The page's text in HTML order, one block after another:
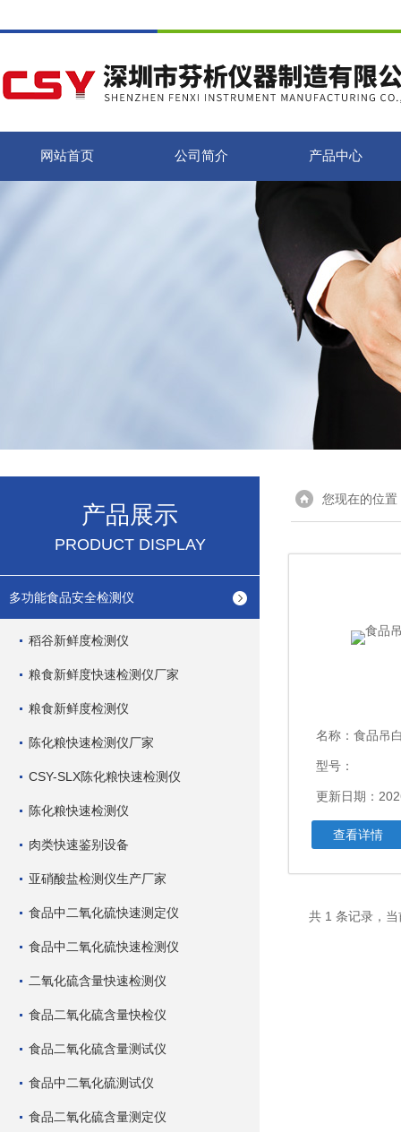
网站首页 公司简介 产品中心
产品展示
PRODUCT DISPLAY
多功能食品安全检测仪
稻谷新鲜度检测仪
粮食新鲜度快速检测仪厂家
粮食新鲜度检测仪
陈化粮快速检测仪厂家
CSY-SLX陈化粮快速检测仪
陈化粮快速检测仪
肉类快速鉴别设备
亚硝酸盐检测仪生产厂家
食品中二氧化硫快速测定仪
食品中二氧化硫快速检测仪
二氧化硫含量快速检测仪
食品二氧化硫含量快检仪
食品二氧化硫含量测试仪
食品中二氧化硫测试仪
食品二氧化硫含量测定仪
您现在的位置
名称： 食品吊
型号：
更新日期：
查看详情
共 1 条记录，